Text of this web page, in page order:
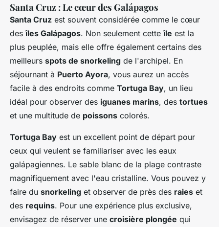
Santa Cruz : Le cœur des Galápagos
Santa Cruz est souvent considérée comme le cœur
desîles Galápagos. Non seulement cetteîle est la
plus peuplée, mais elle offre également certains des
meilleurs spots de snorkeling de l'archipel. En
séjournant à Puerto Ayora, vous aurez un accès
facile à des endroits comme Tortuga Bay, un lieu
idéal pour observer des iguanes marins, des tortues
et une multitude de poissons colorés.
Tortuga Bay est un excellent point de départ pour
ceux qui veulent se familiariser avec les eaux
galápagiennes. Le sable blanc de la plage contraste
magnifiquement avec l'eau cristalline. Vous pouvez y
faire du snorkeling et observer de près des raies et
des requins. Pour une expérience plus exclusive,
envisagez de réserver une croisière plongée qui